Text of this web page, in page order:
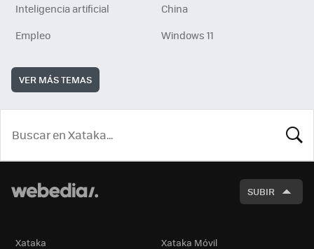
Inteligencia artificial
China
Empleo
Windows 11
VER MÁS TEMAS
SUBIR
Xataka Xataka Móvil